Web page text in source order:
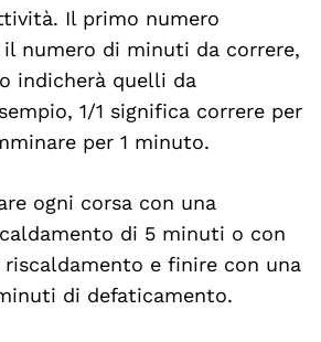
Il primo numero
numero di minuti da correre,
indicherà quelli da
1/1 significa correre per
per 1 minuto.
ogni corsa con una
di 5 minuti o con
e finire con una
di defaticamento.